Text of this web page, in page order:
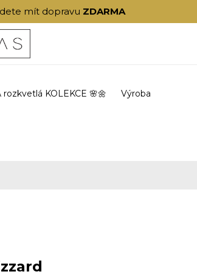
mít dopravu ZDARMA
rozkvetlá KOLEKCE 🌸🌼 Výroba